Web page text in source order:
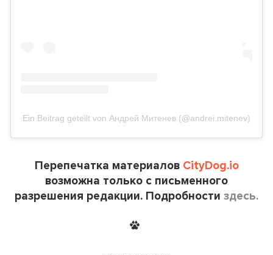
Ein Beitrag geteilt von Андрей Митенев (@andrei.mitenev)
Перепечатка материалов CityDog.io
возможна только с письменного
разрешения редакции. Подробности здесь.